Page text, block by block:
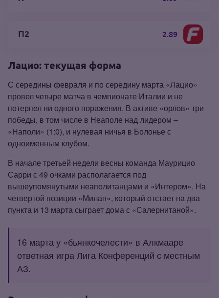
П2 2.89
Лацио: текущая форма
С середины февраля и по середину марта «Лацио»
провел четыре матча в чемпионате Италии и не
потерпел ни одного поражения. В активе «орлов» три
победы, в том числе в Неаполе над лидером –
«Наполи» (1:0), и нулевая ничья в Болонье с
одноименным клубом.
В начале третьей недели весны команда Маурицио
Сарри с 49 очками располагается под
вышеупомянутыми неаполитанцами и «Интером». На
четвертой позиции «Милан», который отстает на два
пункта и 13 марта сыграет дома с «Салернитаной».
16 марта у «бьянкочелести» в Алкмааре
ответная игра Лига Конференций с местным
АЗ.